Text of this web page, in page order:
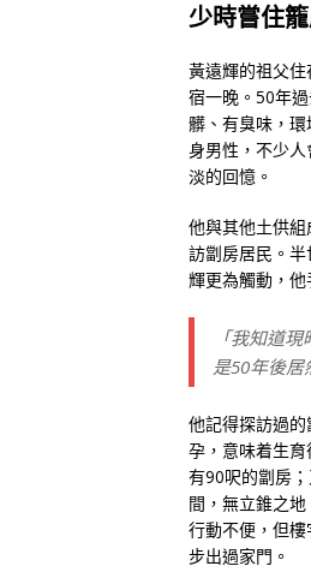
少時嘗住
黃遠輝的祖父
宿一晚。50年
髒、有臭味，
身男性，不少
淡的回憶。
他與其他土供
訪劏房居民。
輝更為觸動，他
「我知道
是50年後居
他記得探訪過
孕，意味着生
有90呎的劏房
間，無立錐之
行動不便，但
步出過家門。